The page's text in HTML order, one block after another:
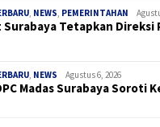
, NEWS, PEMERINTAHAN
Surabaya Tetapkan
, NEWS Agustus 6, 2026
Madas Surabaya Soroti